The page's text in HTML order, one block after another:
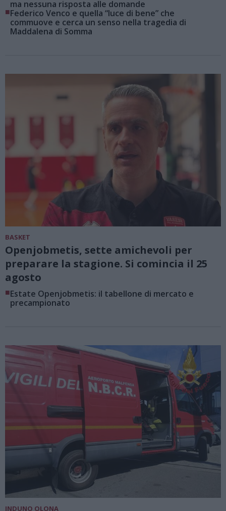
ma nessuna risposta alle domande
■Federico Venco e quella “luce di bene” che
commuove e cerca un senso nella tragedia di
Maddalena di Somma
BASKET
Openjobmetis, sette amichevoli per
preparare la stagione. Si comincia il 25
agosto
■Estate Openjobmetis: il tabellone di mercato e
precampionato
INDUNO OLONA